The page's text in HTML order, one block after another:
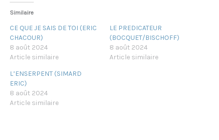
Similaire
CE QUE JE SAIS DE TOI (ERIC
CHACOUR)
8 août 2024
Article similaire
LE PREDICATEUR
(BOCQUET/BISCHOFF)
8 août 2024
Article similaire
L’ENSERPENT (SIMARD
ERIC)
8 août 2024
Article similaire